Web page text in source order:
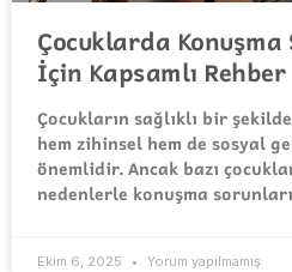
Çocuklarda
İçin Kapsamlı Rehber
Çocukların sağlıklı bir
hem zihinsel hem de sosyal
önemlidir. Ancak bazı
nedenlerle konuşma
Ekim 6, 2025 Yorum yapılmamış